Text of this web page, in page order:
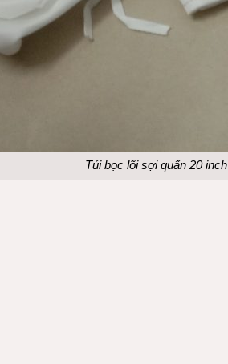
Túi bọc lõi sợi quấn 20 inch